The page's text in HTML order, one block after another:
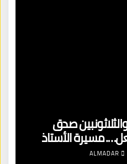
صدق
مسيرة الأستاذ
العلم.
ALMADAR